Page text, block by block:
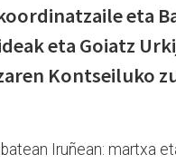
eta
eta Goiatz
Kontseiluko
Iruñean: martxa